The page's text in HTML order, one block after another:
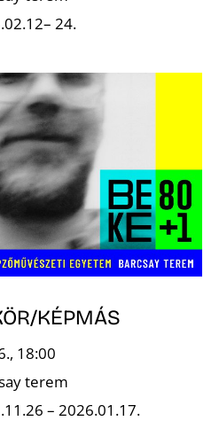
24.
KÉPMÁS
18:00
terem
– 2026.01.17.